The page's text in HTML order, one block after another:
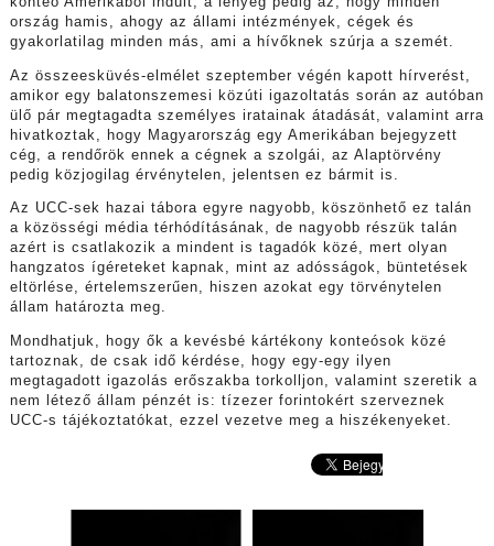
ország hamis, ahogy az állami intézmények, cégek és
gyakorlatilag minden más, ami a hívőknek szúrja a szemét.
Az összeesküvés-elmélet szeptember végén kapott hírverést,
amikor egy balatonszemesi közúti igazoltatás során az autóban
ülő pár megtagadta személyes iratainak átadását, valamint arra
hivatkoztak, hogy Magyarország egy Amerikában bejegyzett
cég, a rendőrök ennek a cégnek a szolgái, az Alaptörvény
pedig közjogilag érvénytelen, jelentsen ez bármit is.
Az UCC-sek hazai tábora egyre nagyobb, köszönhető ez talán
a közösségi média térhódításának, de nagyobb részük talán
azért is csatlakozik a mindent is tagadók közé, mert olyan
hangzatos ígéreteket kapnak, mint az adósságok, büntetések
eltörlése, értelemszerűen, hiszen azokat egy törvénytelen
állam határozta meg.
Mondhatjuk, hogy ők a kevésbé kártékony konteósok közé
tartoznak, de csak idő kérdése, hogy egy-egy ilyen
megtagadott igazolás erőszakba torkolljon, valamint szeretik a
nem létező állam pénzét is: tízezer forintokért szerveznek
UCC-s tájékoztatókat, ezzel vezetve meg a hiszékenyeket.